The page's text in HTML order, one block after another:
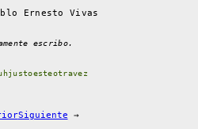
Ernesto Vivas
escribo.
Siguiente →